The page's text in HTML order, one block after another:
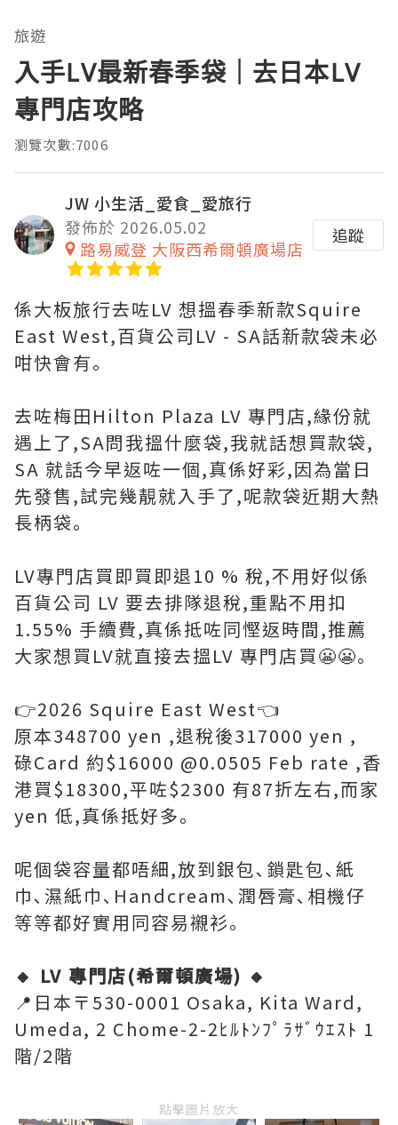
旅遊
入手LV最新春季袋｜去日本LV
專門店攻略
瀏覽次數:7006
JW 小生活_愛食_愛旅行
發佈於 2026.05.02
路易威登 大阪西希爾頓廣場店
追蹤
係大板旅行去咗LV 想搵春季新款Squire
East West,百貨公司LV - SA話新款袋未必
咁快會有｡
去咗梅田Hilton Plaza LV 專門店,緣份就
遇上了,SA問我搵什麼袋,我就話想買款袋,
SA 就話今早返咗一個,真係好彩,因為當日
先發售,試完幾靚就入手了,呢款袋近期大熱
長柄袋｡
LV專門店買即買即退10 % 稅,不用好似係
百貨公司 LV 要去排隊退稅,重點不用扣
1.55% 手續費,真係抵咗同慳返時間,推薦
大家想買LV就直接去搵LV 專門店買😬😬｡
👉2026 Squire East West👈
原本348700 yen ,退稅後317000 yen ,
碌Card 約$16000 @0.0505 Feb rate ,香
港買$18300,平咗$2300 有87折左右,而家
yen 低,真係抵好多｡
呢個袋容量都唔細,放到銀包､鎖匙包､紙
巾､濕紙巾､Handcream､潤唇膏､相機仔
等等都好實用同容易襯衫｡
🔸 LV 專門店(希爾頓廣場) 🔸
📍日本〒530-0001 Osaka, Kita Ward,
Umeda, 2 Chome-2-2ﾋﾙﾄﾝﾌﾟﾗｻﾞｳｴｽﾄ 1
階/2階
點擊圖片放大